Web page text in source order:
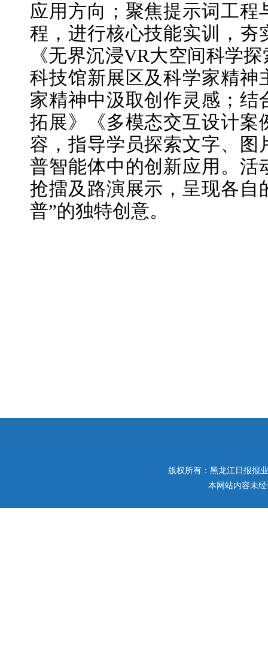
应用方向；聚焦提示词工
程，进行核心技能实训，夯
《无界沉浸VR大空间科学
科技馆新展区及科学家精神
家精神中汲取创作灵感；
拓展》《多模态交互设计案
容，指导学员探索文字、
普智能体中的创新应用。活
抢擂及路演展示，呈现各自
普”的独特创意。
版权所有：黑龙江日报报
本网站内容未